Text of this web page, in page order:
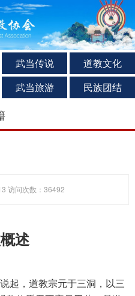
武当传说
道教文化
武当旅游 民族团结
访问次数：36492
述
起，道教宗元于三洞，以三